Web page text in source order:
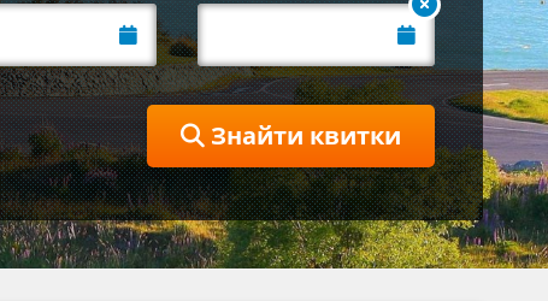
Знайти квитки